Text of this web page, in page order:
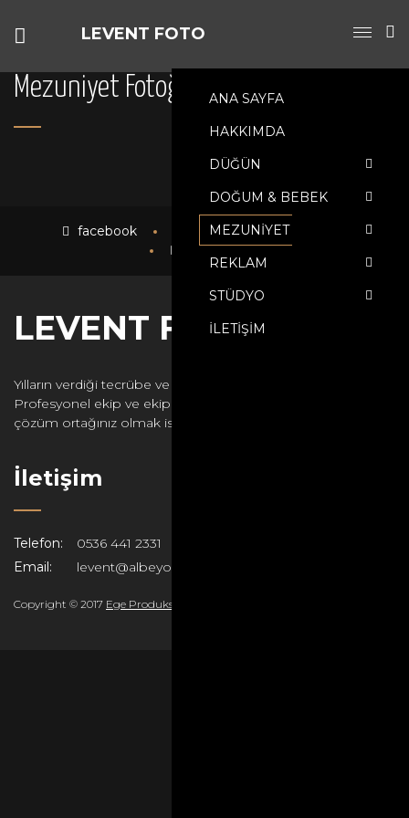
LEVENT FOTO
ANA SAYFA
HAKKIMDA
DÜĞÜN
DOĞUM & BEBEK
MEZUNIYET
REKLAM
STÜDYO
İLETIŞIM
Mezuniyet Fotoğraf Çekimleri
facebook instagram
youtube
LEVENT FOTO
Yılların verdiği tecrübe ve birikimi işimize yansıtıyoruz.
Profesyonel ekip ve ekipmanlarımızla mutlu anlarınızdaki
çözüm ortağınız olmak isteriz.
İletişim
Telefon:
0536 441 2331
Email:
levent@albeyoglu.net
Copyright © 2017 Ege Produksiyon